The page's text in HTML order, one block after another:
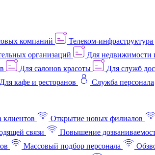
компаний Телеком-
организаций Для недвижимости
Для салонов красоты Для служб
Для кафе и ресторанов
Служба персонала
клиентов Открытие новых филиалов
связи Повышение
Массовый подбор персонала